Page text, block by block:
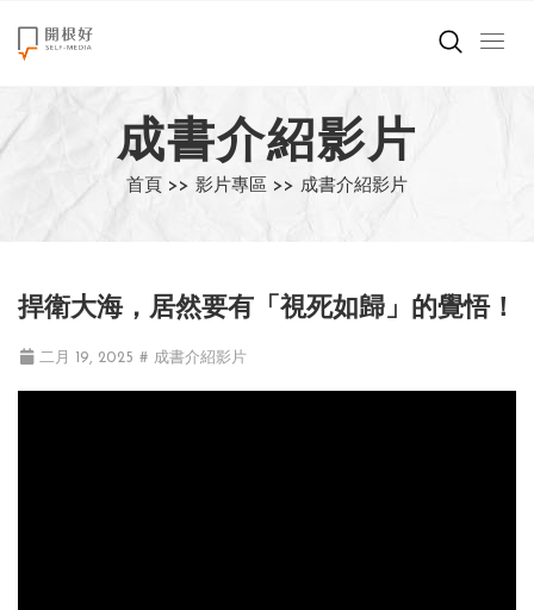
來點正能量
世界在想什麼
創造美好生活
影片專區
成書介紹影片
首頁 >> 影片專區 >> 成書介紹影片
捍衛大海，居然要有「視死如歸」的覺悟！
二月 19, 2025 # 成書介紹影片